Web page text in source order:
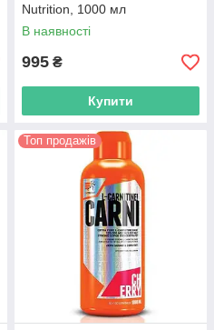
Nutrition, 1000 мл
В наявності
995 ₴
Купити
Топ продажів